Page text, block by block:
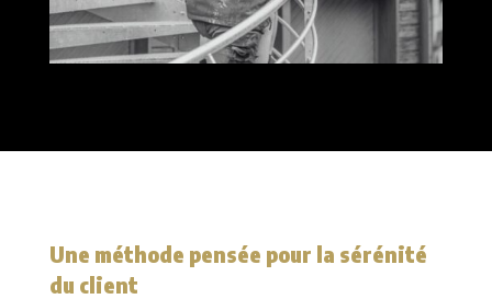
Une méthode pensée pour la sérénité
du client